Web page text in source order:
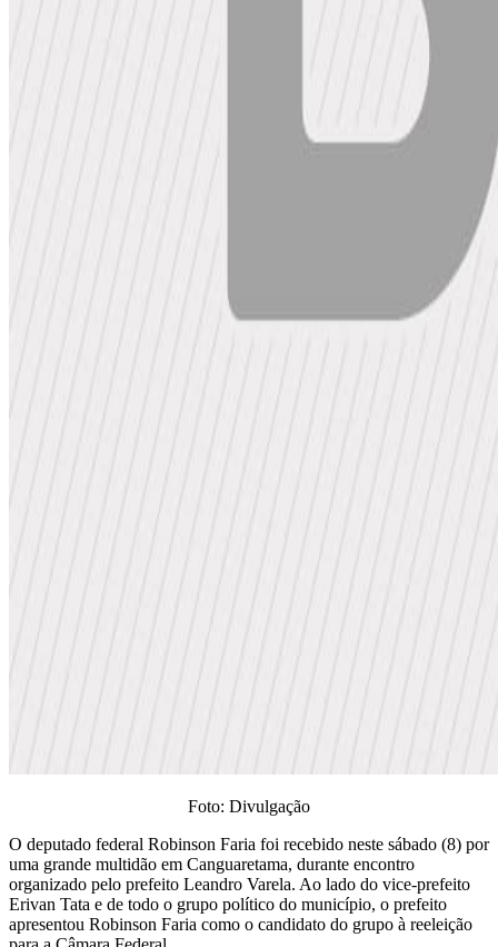
Foto: Divulgação
O deputado federal Robinson Faria foi recebido neste sábado (8) por
uma grande multidão em Canguaretama, durante encontro
organizado pelo prefeito Leandro Varela. Ao lado do vice-prefeito
Erivan Tata e de todo o grupo político do município, o prefeito
apresentou Robinson Faria como o candidato do grupo à reeleição